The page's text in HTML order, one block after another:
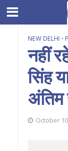
NEW DELHI •
नहीं
सिंह
October